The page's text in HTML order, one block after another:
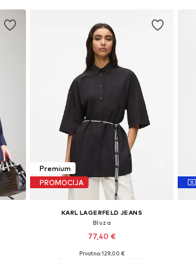
Premium
PROMOCIJA
KARL LAGERFELD JEANS
Bluza
77,40 €
Dostupne veličine: S, M, L
Prvotno: 129,00 €